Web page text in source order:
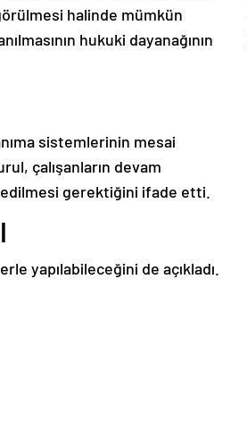
halinde mümkün
hukuki dayanağının
sistemlerinin mesai
çalışanların devam
gerektiğini ifade etti.
yapılabileceğini de açıkladı.